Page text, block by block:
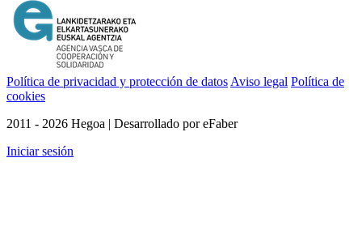
Política de privacidad y protección de datos Aviso legal Política de
cookies
2011 - 2026 Hegoa | Desarrollado por eFaber
Iniciar sesión